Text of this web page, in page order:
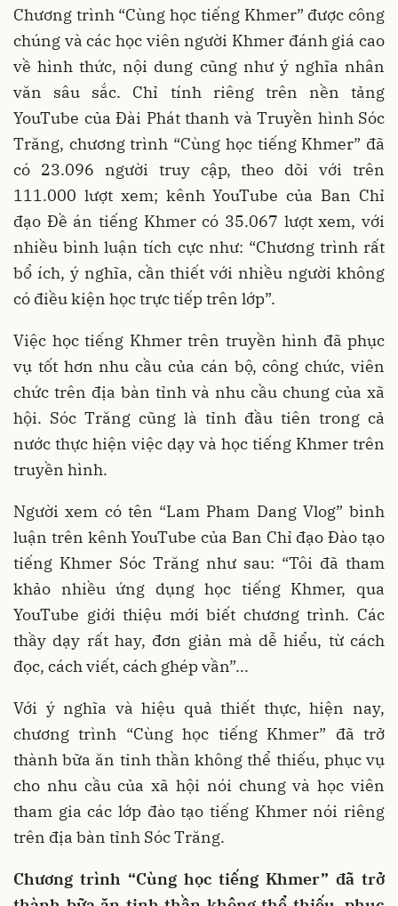
Chương trình “Cùng học tiếng Khmer” được công
chúng và các học viên người Khmer đánh giá cao
về hình thức, nội dung cũng như ý nghĩa nhân
văn sâu sắc. Chỉ tính riêng trên nền tảng
YouTube của Đài Phát thanh và Truyền hình Sóc
Trăng, chương trình “Cùng học tiếng Khmer” đã
có 23.096 người truy cập, theo dõi với trên
111.000 lượt xem; kênh YouTube của Ban Chỉ
đạo Đề án tiếng Khmer có 35.067 lượt xem, với
nhiều bình luận tích cực như: “Chương trình rất
bổ ích, ý nghĩa, cần thiết với nhiều người không
có điều kiện học trực tiếp trên lớp”.
Việc học tiếng Khmer trên truyền hình đã phục
vụ tốt hơn nhu cầu của cán bộ, công chức, viên
chức trên địa bàn tỉnh và nhu cầu chung của xã
hội. Sóc Trăng cũng là tỉnh đầu tiên trong cả
nước thực hiện việc dạy và học tiếng Khmer trên
truyền hình.
Người xem có tên “Lam Pham Dang Vlog” bình
luận trên kênh YouTube của Ban Chỉ đạo Đào tạo
tiếng Khmer Sóc Trăng như sau: “Tôi đã tham
khảo nhiều ứng dụng học tiếng Khmer, qua
YouTube giới thiệu mới biết chương trình. Các
thầy dạy rất hay, đơn giản mà dễ hiểu, từ cách
đọc, cách viết, cách ghép vần”...
Với ý nghĩa và hiệu quả thiết thực, hiện nay,
chương trình “Cùng học tiếng Khmer” đã trở
thành bữa ăn tinh thần không thể thiếu, phục vụ
cho nhu cầu của xã hội nói chung và học viên
tham gia các lớp đào tạo tiếng Khmer nói riêng
trên địa bàn tỉnh Sóc Trăng.
Chương trình “Cùng học tiếng Khmer” đã trở